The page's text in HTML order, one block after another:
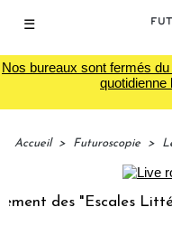
☰
Nos bureaux sont fermés
quotidienne
Accueil > Futuroscopie >
"Escales Littéraires",